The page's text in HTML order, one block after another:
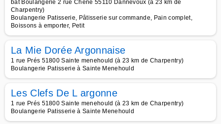
bât Boulangerie 2 rue Chene 55110 Dannevoux (à 23 km de
Charpentry)
Boulangerie Patisserie, Pâtisserie sur commande, Pain complet,
Boissons à emporter, Petit
La Mie Dorée Argonnaise
1 rue Prés 51800 Sainte menehould (à 23 km de Charpentry)
Boulangerie Patisserie à Sainte Menehould
Les Clefs De L argonne
1 rue Prés 51800 Sainte menehould (à 23 km de Charpentry)
Boulangerie Patisserie à Sainte Menehould